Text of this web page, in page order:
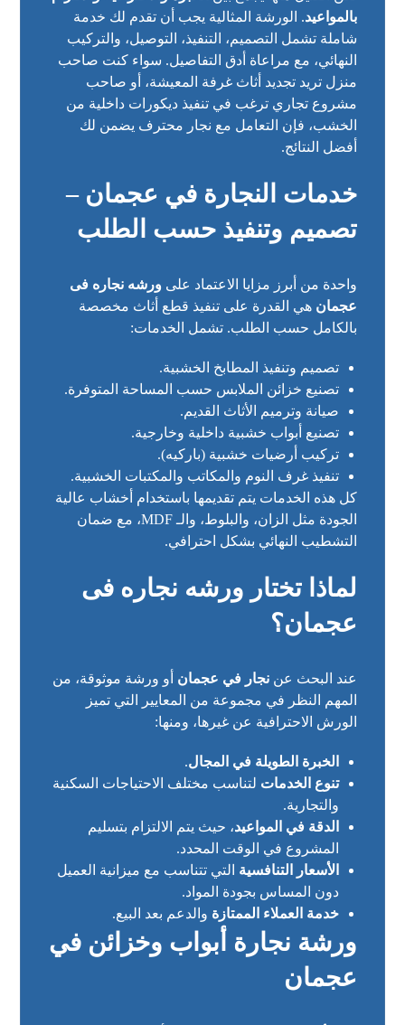
بالمواعيد. الورشة المثالية يجب أن تقدم لك خدمة
شاملة تشمل التصميم، التنفيذ، التوصيل، والتركيب
النهائي، مع مراعاة أدق التفاصيل. سواء كنت صاحب
منزل تريد تجديد أثاث غرفة المعيشة، أو صاحب
مشروع تجاري ترغب في تنفيذ ديكورات داخلية من
الخشب، فإن التعامل مع نجار محترف يضمن لك
أفضل النتائج.
خدمات النجارة في عجمان –
تصميم وتنفيذ حسب الطلب
واحدة من أبرز مزايا الاعتماد علىورشه نجاره فى
عجمان هي القدرة على تنفيذ قطع أثاث مخصصة
بالكامل حسب الطلب. تشمل الخدمات:
تصميم وتنفيذ المطابخ الخشبية.
تصنيع خزائن الملابس حسب المساحة المتوفرة.
صيانة وترميم الأثاث القديم.
تصنيع أبواب خشبية داخلية وخارجية.
تركيب أرضيات خشبية (باركيه).
تنفيذ غرف النوم والمكاتب والمكتبات الخشبية.
كل هذه الخدمات يتم تقديمها باستخدام أخشاب عالية
الجودة مثل الزان، والبلوط، والـ MDF، مع ضمان
التشطيب النهائي بشكل احترافي.
لماذا تختار ورشه نجاره فى
عجمان؟
عند البحث عننجار في عجمان أو ورشة موثوقة، من
المهم النظر في مجموعة من المعايير التي تميز
الورش الاحترافية عن غيرها، ومنها:
الخبرة الطويلة في المجال.
تنوع الخدمات لتناسب مختلف الاحتياجات السكنية
والتجارية.
الدقة في المواعيد، حيث يتم الالتزام بتسليم
المشروع في الوقت المحدد.
الأسعار التنافسية التي تتناسب مع ميزانية العميل
دون المساس بجودة المواد.
خدمة العملاء الممتازة والدعم بعد البيع.
ورشة نجارة أبواب وخزائن في
عجمان